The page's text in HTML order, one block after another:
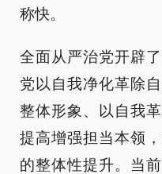
称快。
全面从严治党开辟
党以自我净化革除
整体形象、以自我
提高增强担当本领
的整体性提升。当